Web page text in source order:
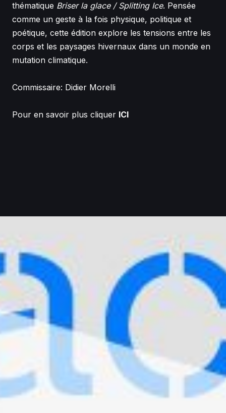
thématique Briser la glace / Splitting Ice. Pensée
comme un geste à la fois physique, politique et
poétique, cette édition explore les tensions entre les
corps et les paysages hivernaux dans un monde en
mutation climatique.
Commissaire: Didier Morelli
Pour en savoir plus cliquer ICI